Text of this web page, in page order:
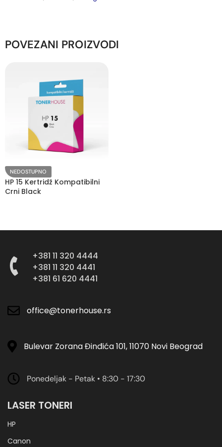
POVEZANI PROIZVODI
NEDOSTUPNO
HP 15 Kertridž Kompatibilni
Crni Black
+381 11 320 4444
+381 11 320 4441
+381 61 620 4441
office@tonerhouse.rs
Bulevar Zorana Đinđića 101, 11070 Novi Beograd
Ponedeljak - Petak • 8:30 - 17:30
LASER TONERI
HP
Canon